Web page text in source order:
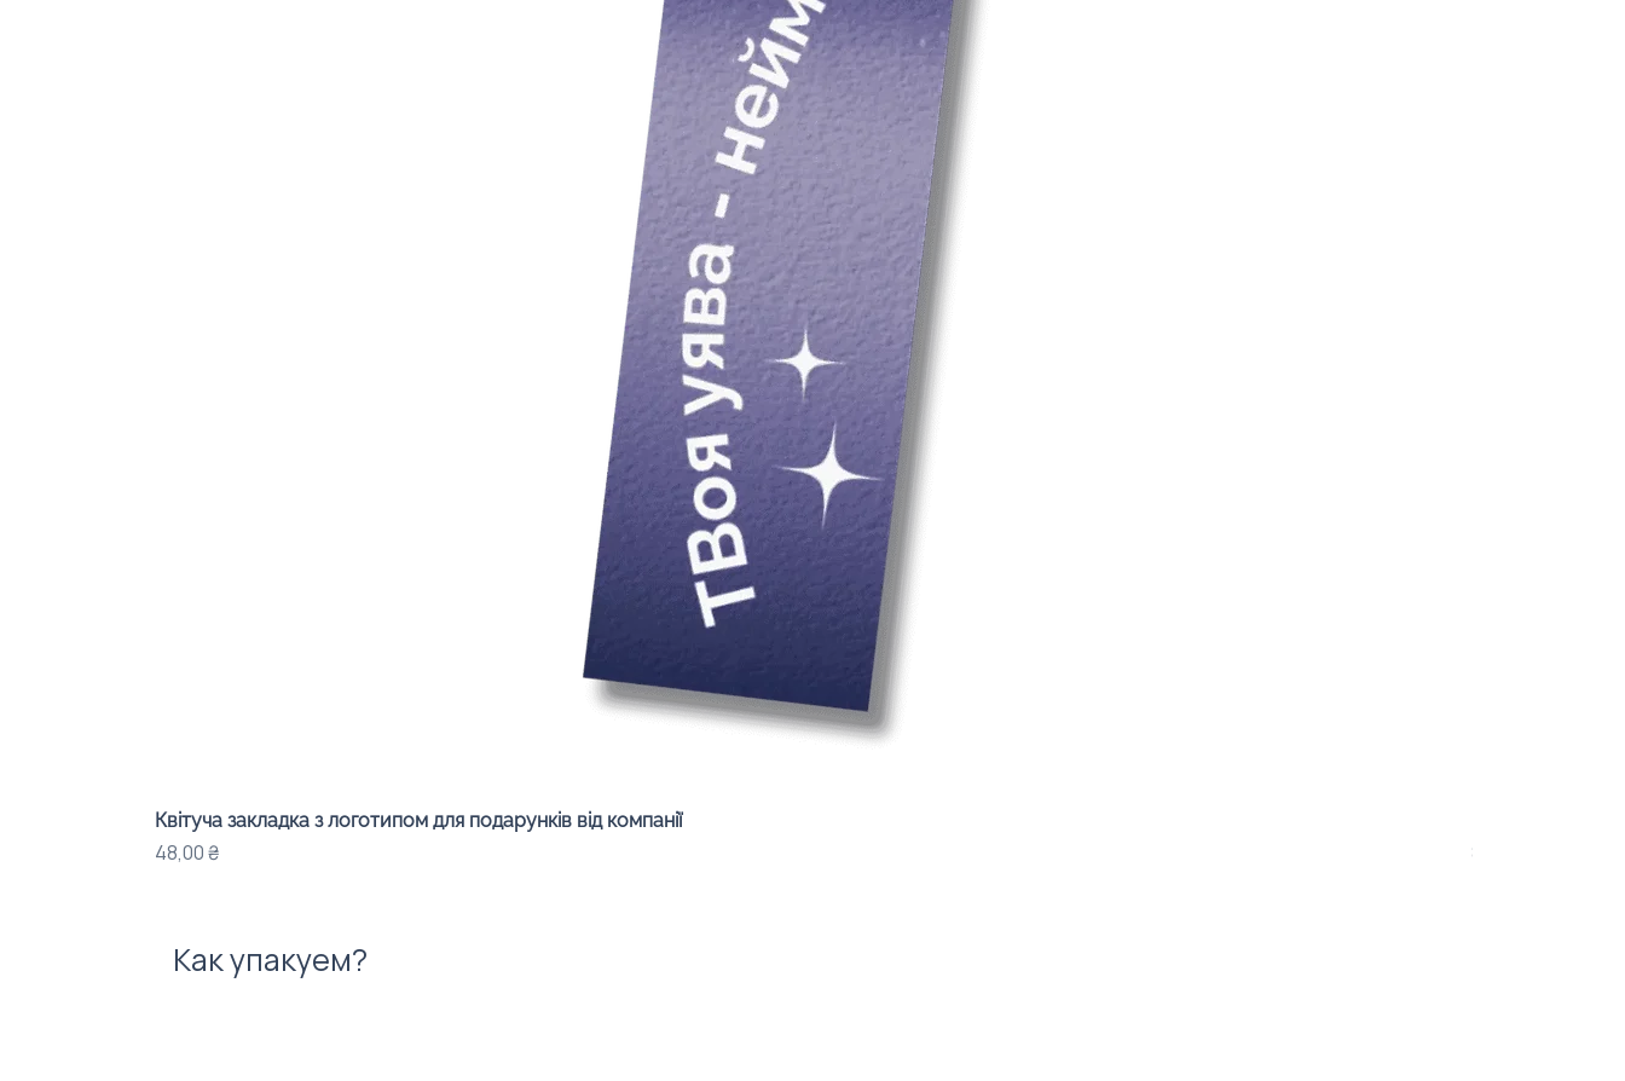
Квітуча закладка з логотипом для подарунків від компанії
Цена
48,00 ₴ Цена
840,00 ₴
Как упакуем?